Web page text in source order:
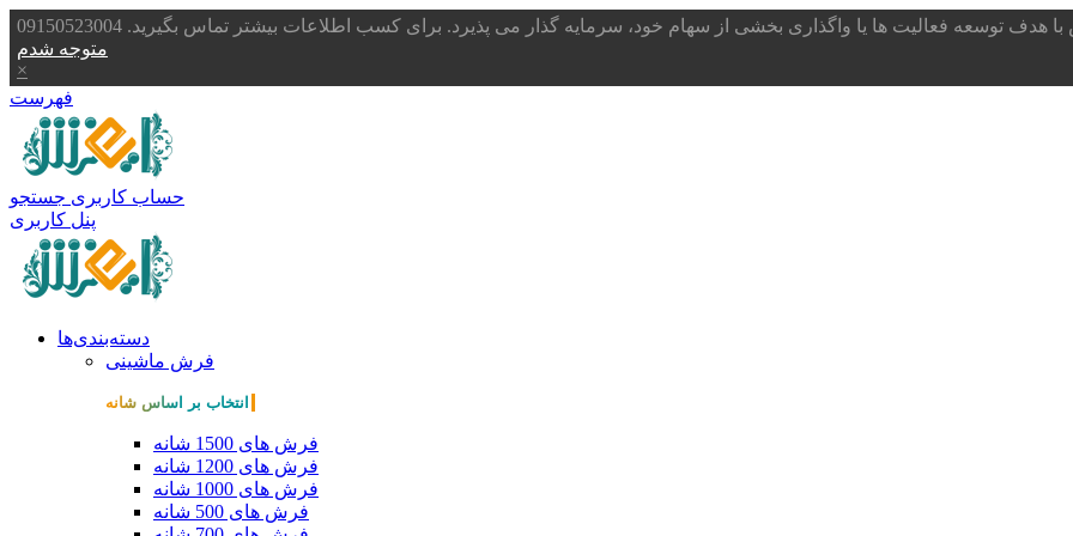
با هدف توسعه فعالیت ها یا واگذاری بخشی از سهام خود، سرمایه گذار می پذیرد. برای کسب اطلاعات بیشتر تماس بگیرید. 09150523004
متوجه شدم
×
فهرست
حساب کاربری جستجو
پنل کاربری
دسته‌بندی‌ها
فرش ماشینی
انتخاب بر اساس شانه
فرش های 1500 شانه
فرش های 1200 شانه
فرش های 1000 شانه
فرش های 500 شانه